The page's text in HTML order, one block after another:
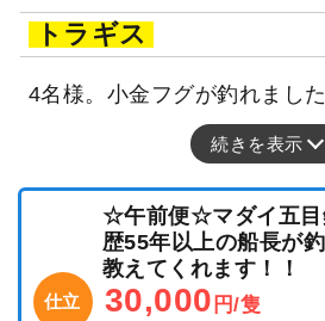
トラギス
4名様。小金フグが釣れました
続きを表示
仕立
☆午前便☆マダイ五
歴55年以上の船長が
教えてくれます！！
30,000 円/隻